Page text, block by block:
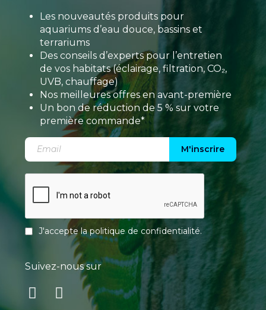
Les nouveautés produits pour
aquariums d’eau douce, bassins et
terrariums
Des conseils d’experts pour l’entretien
de vos habitats (éclairage, filtration, CO₂,
UVB, chauffage)
Nos meilleures offres en avant-première
Un bon de réduction de 5 % sur votre
première commande*
M'inscrire
J'accepte lapolitique de confidentialité.
Suivez-nous sur